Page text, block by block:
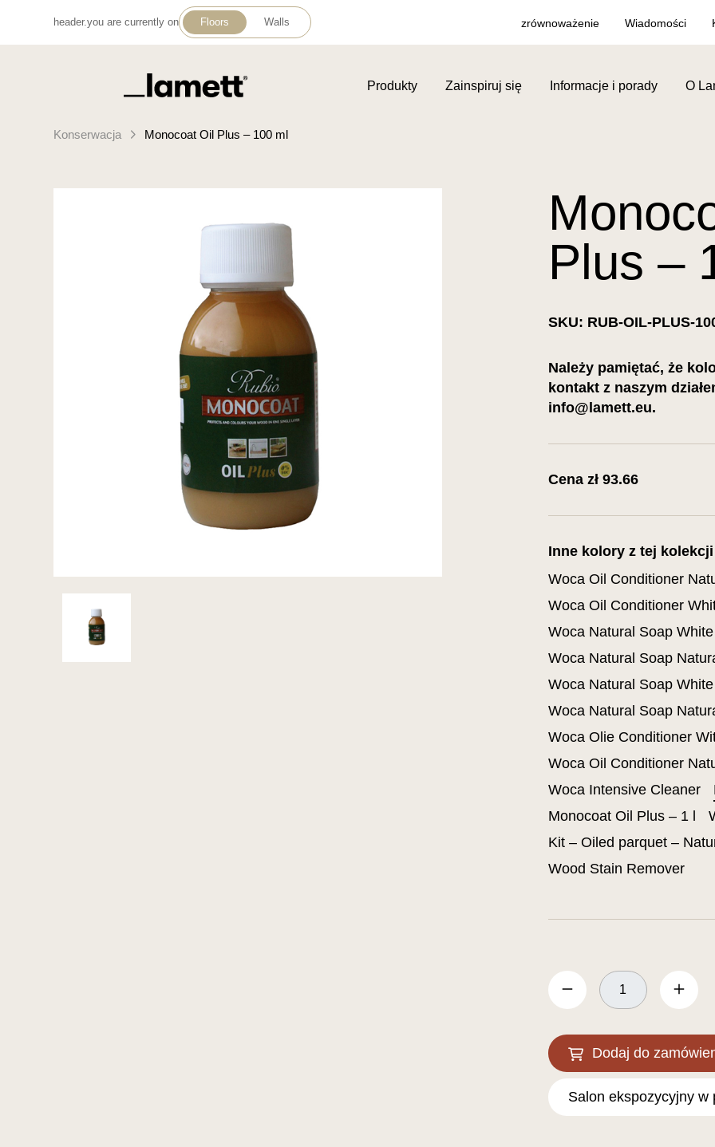
header.you are currently on Floors Walls zrównoważenie Wiadomości
Powrót do domu Produkty Zainspiruj się Informacje i porady O
Konserwacja Monocoat Oil Plus – 100 ml
Plus –
SKU: RUB-OIL-PLUS-
Należy pamiętać, że
kontakt z naszym
info@lamett.eu.
Cena zł 93.66
Inne kolory z tej kolekcji
Woca Oil Conditioner
Woca Oil Conditioner
Woca Natural Soap White
Woca Natural Soap
Woca Natural Soap White
Woca Natural Soap
Woca Olie Conditioner Wit
Woca Oil Conditioner
Woca Intensive Cleaner
Monocoat Oil Plus – 1 l
Kit – Oiled parquet –
Wood Stain Remover
Dodaj do
Salon ekspozycyjny w